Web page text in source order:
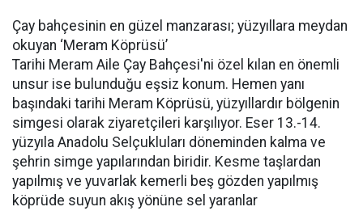
Çay bahçesinin en güzel manzarası; yüzyıllara meydan
okuyan ‘Meram Köprüsü’
Tarihi Meram Aile Çay Bahçesi'ni özel kılan en önemli
unsur ise bulunduğu eşsiz konum. Hemen yanı
başındaki tarihi Meram Köprüsü, yüzyıllardır bölgenin
simgesi olarak ziyaretçileri karşılıyor. Eser 13.-14.
yüzyıla Anadolu Selçukluları döneminden kalma ve
şehrin simge yapılarından biridir. Kesme taşlardan
yapılmış ve yuvarlak kemerli beş gözden yapılmış
köprüde suyun akış yönüne sel yaranlar